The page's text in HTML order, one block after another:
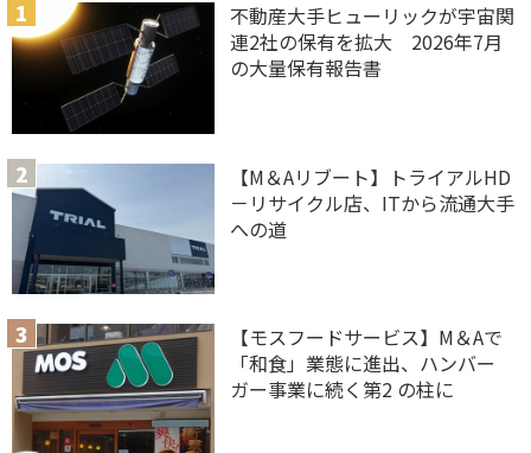
不動産大手ヒューリックが宇宙関
連2社の保有を拡大 2026年7月
の大量保有報告書
【M＆Aリブート】トライアルHD
－リサイクル店、ITから流通大手
への道
【モスフードサービス】M＆Aで
「和食」業態に進出、ハンバー
ガー事業に続く第2 の柱に